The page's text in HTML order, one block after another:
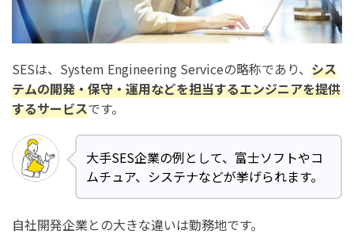
SESは、System Engineering Serviceの略称であり、 シス
テムの開発・保守・運用などを担当するエンジニアを提供
するサービスです。
大手SES企業の例として、富士ソフトやコ
ムチュア、システナなどが挙げられます。
自社開発企業との大きな違いは勤務地です。